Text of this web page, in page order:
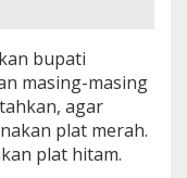
bupati
masing-masing
agar
plat merah.
plat hitam.